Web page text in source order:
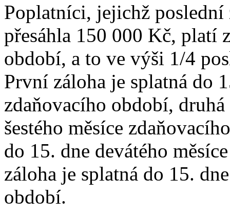
Poplatníci, jejichž poslední
přesáhla 150 000 Kč, platí
období, a to ve výši 1/4
První záloha je splatná do
zdaňovacího období,
šestého měsíce
do 15. dne devátého
záloha je splatná do 15.
období.